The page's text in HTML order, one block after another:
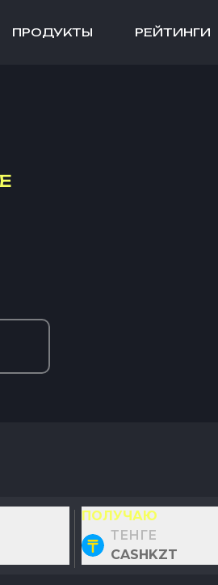
ПРОДУКТЫ РЕЙТИНГИ
ПОЛУЧАЮ
ТЕНГЕ
CASHKZT